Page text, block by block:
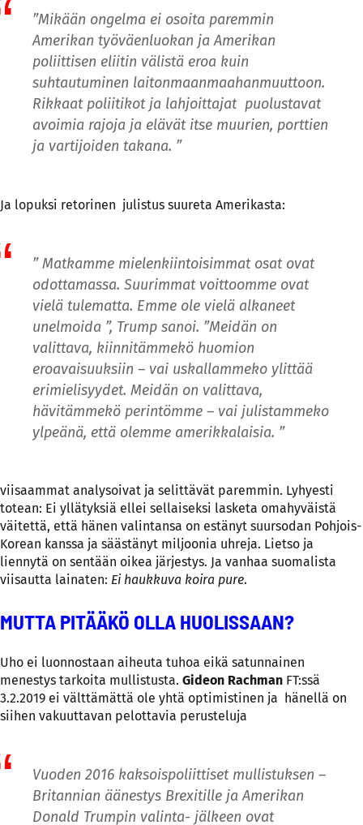
”Mikään ongelma ei osoita paremmin
Amerikan työväenluokan ja Amerikan
poliittisen eliitin välistä eroa kuin
suhtautuminen laitonmaanmaahanmuuttoon.
Rikkaat poliitikot ja lahjoittajat puolustavat
avoimia rajoja ja elävät itse muurien, porttien
ja vartijoiden takana. ”
Ja lopuksi retorinen julistus suureta Amerikasta:
” Matkamme mielenkiintoisimmat osat ovat
odottamassa. Suurimmat voittoomme ovat
vielä tulematta. Emme ole vielä alkaneet
unelmoida ”, Trump sanoi. ”Meidän on
valittava, kiinnitämmekö huomion
eroavaisuuksiin – vai uskallammeko ylittää
erimielisyydet. Meidän on valittava,
hävitämmekö perintömme – vai julistammeko
ylpeänä, että olemme amerikkalaisia. ”
viisaammat analysoivat ja selittävät paremmin. Lyhyesti
totean: Ei yllätyksiä ellei sellaiseksi lasketa omahyväistä
väitettä, että hänen valintansa on estänyt suursodan Pohjois-
Korean kanssa ja säästänyt miljoonia uhreja. Lietso ja
liennytä on sentään oikea järjestys. Ja vanhaa suomalista
viisautta lainaten: Ei haukkuva koira pure.
MUTTA PITÄÄKÖ OLLA HUOLISSAAN?
Uho ei luonnostaan aiheuta tuhoa eikä satunnainen
menestys tarkoita mullistusta. Gideon Rachman FT:ssä
3.2.2019 ei välttämättä ole yhtä optimistinen ja hänellä on
siihen vakuuttavan pelottavia perusteluja
Vuoden 2016 kaksoispoliittiset mullistuksen –
Britannian äänestys Brexitille ja Amerikan
Donald Trumpin valinta- jälkeen ovat